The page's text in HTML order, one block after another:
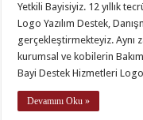
Yetkili Bayisiyiz. 12 yıllık
Logo Yazılım Destek,
gerçekleştirmekteyiz. Aynı
kurumsal ve kobilerin
Bayi Destek Hizmetleri
Devamını Oku »